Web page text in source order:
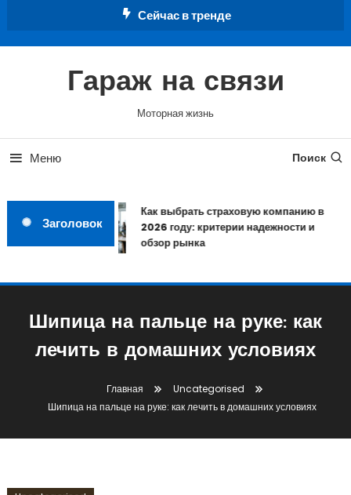
Сейчас в тренде
Гараж на связи
Моторная жизнь
Меню Поиск
Заголовок
Как выбрать страховую компанию в
2026 году: критерии надежности и
обзор рынка
Шипица на пальце на руке: как
лечить в домашних условиях
Главная
Uncategorised
Шипица на пальце на руке: как лечить в домашних условиях